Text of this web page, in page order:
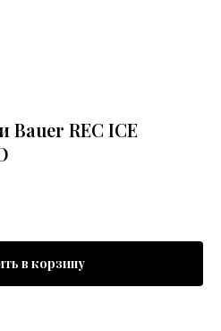
REC ICE
в корзину